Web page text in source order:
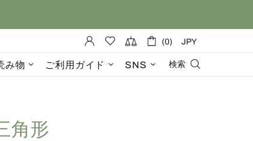
(0) JPY
み物 ご利用ガイド SNS 検索
角形